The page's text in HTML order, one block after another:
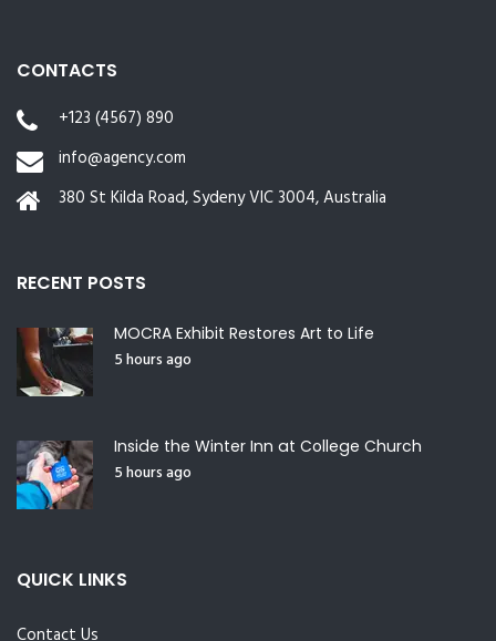
CONTACTS
+123 (4567) 890
info@agency.com
380 St Kilda Road, Sydeny VIC 3004, Australia
RECENT POSTS
MOCRA Exhibit Restores Art to Life
5 hours ago
Inside the Winter Inn at College Church
5 hours ago
QUICK LINKS
Contact Us